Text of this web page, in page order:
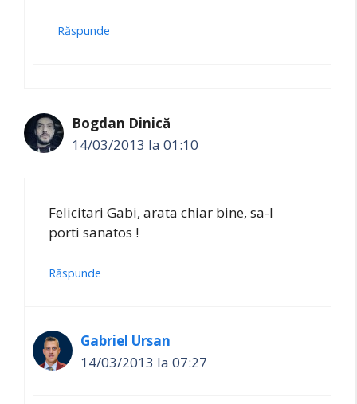
Răspunde
Bogdan Dinică
14/03/2013 la 01:10
Felicitari Gabi, arata chiar bine, sa-l
porti sanatos !
Răspunde
Gabriel Ursan
14/03/2013 la 07:27